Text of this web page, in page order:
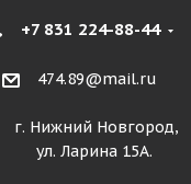
+7 831 224-88-44
474.89@mail.ru
г. Нижний Новгород,
ул. Ларина 15А.